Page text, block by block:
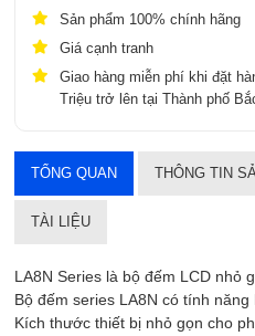
Sản phẩm 100% chính hãng
Giá cạnh tranh
Giao hàng miễn phí khi đặt
Triệu trở lên tại Thành phố
TỔNG QUAN THÔNG TIN
TÀI LIỆU
LA8N Series là bộ đếm LCD nhỏ
Bộ đếm series LA8N có tính
Kích thước thiết bị nhỏ gọn cho